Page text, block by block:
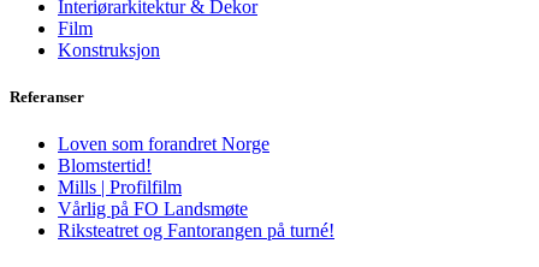
Interiørarkitektur & Dekor
Film
Konstruksjon
Referanser
Loven som forandret Norge
Blomstertid!
Mills | Profilfilm
Vårlig på FO Landsmøte
Riksteatret og Fantorangen på turné!